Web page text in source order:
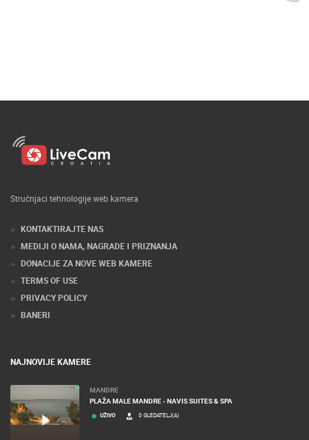
Stručnjaci tehnologije web kamera
KONTAKTIRAJTE NAS
MEDIJI O NAMA, NAGRADE I PRIZNANJA
DONACIJE ZA NOVE WEB KAMERE
TERMS OF USE
PRIVACY POLICY
BANERI
NAJNOVIJE KAMERE
MANDRE
PLAŽA MALE MANDRE - NAVIS SUITES & SPA
UŽIVO 0 GLEDATELJ(A)